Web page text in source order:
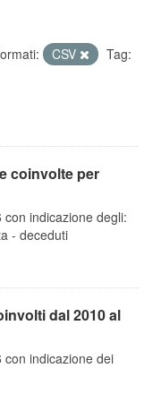
CSV
Tag:
coinvolte per
indicazione degli:
- deceduti
dal 2010 al
con indicazione dei